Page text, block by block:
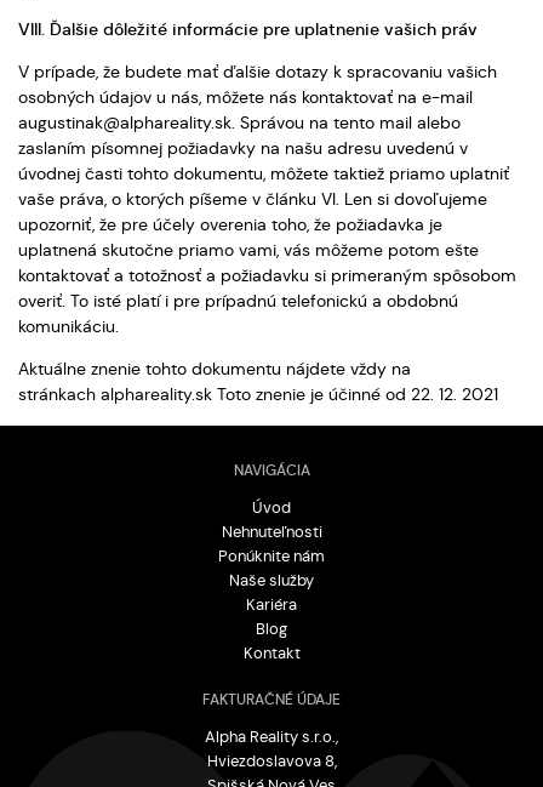
VIII. Ďalšie dôležité informácie pre uplatnenie vašich práv
V prípade, že budete mať ďalšie dotazy k spracovaniu vašich
osobných údajov u nás, môžete nás kontaktovať na e-mail
augustinak@alphareality.sk. Správou na tento mail alebo
zaslaním písomnej požiadavky na našu adresu uvedenú v
úvodnej časti tohto dokumentu, môžete taktiež priamo uplatniť
vaše práva, o ktorých píšeme v článku VI. Len si dovoľujeme
upozorniť, že pre účely overenia toho, že požiadavka je
uplatnená skutočne priamo vami, vás môžeme potom ešte
kontaktovať a totožnosť a požiadavku si primeraným spôsobom
overiť. To isté platí i pre prípadnú telefonickú a obdobnú
komunikáciu.
Aktuálne znenie tohto dokumentu nájdete vždy na
stránkach alphareality.sk Toto znenie je účinné od 22. 12. 2021
NAVIGÁCIA
Úvod
Nehnuteľnosti
Ponúknite nám
Naše služby
Kariéra
Blog
Kontakt
FAKTURAČNÉ ÚDAJE
Alpha Reality s.r.o.,
Hviezdoslavova 8,